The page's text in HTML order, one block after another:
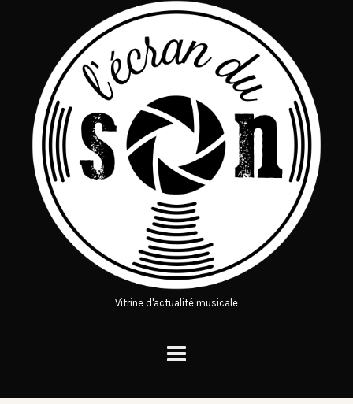
Vitrine d'actualité musicale